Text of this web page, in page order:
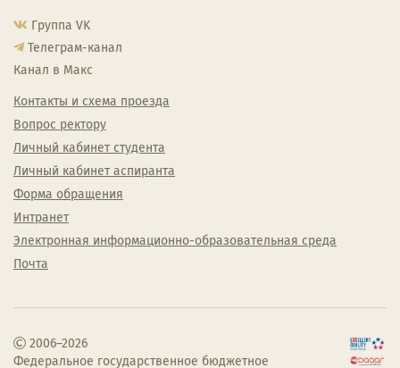
Группа VK
Телеграм-канал
Канал в Макс
Контакты и схема проезда
Вопрос ректору
Личный кабинет студента
Личный кабинет аспиранта
Форма обращения
Интранет
Электронная информационно-образовательная среда
Почта
2006–2026
Федеральное государственное бюджетное